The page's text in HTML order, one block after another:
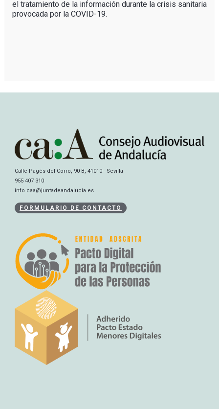
el tratamiento de la información durante la crisis sanitaria
provocada por la COVID-19.
Calle Pagés del Corro, 90 B, 41010 - Sevilla
955 407 310
info.caa@juntadeandalucia.es
FORMULARIO DE CONTACTO